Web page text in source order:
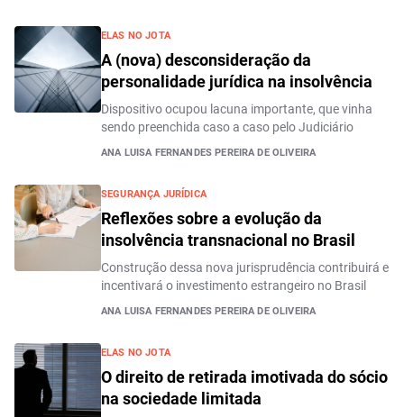
ELAS NO JOTA
A (nova) desconsideração da
personalidade jurídica na insolvência
Dispositivo ocupou lacuna importante, que vinha
sendo preenchida caso a caso pelo Judiciário
ANA LUISA FERNANDES PEREIRA DE OLIVEIRA
SEGURANÇA JURÍDICA
Reflexões sobre a evolução da
insolvência transnacional no Brasil
Construção dessa nova jurisprudência contribuirá e
incentivará o investimento estrangeiro no Brasil
ANA LUISA FERNANDES PEREIRA DE OLIVEIRA
ELAS NO JOTA
O direito de retirada imotivada do sócio
na sociedade limitada